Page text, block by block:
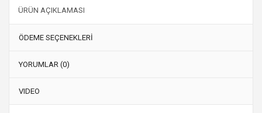
ÜRÜN AÇIKLAMASI
ÖDEME SEÇENEKLERİ
YORUMLAR (0)
VIDEO